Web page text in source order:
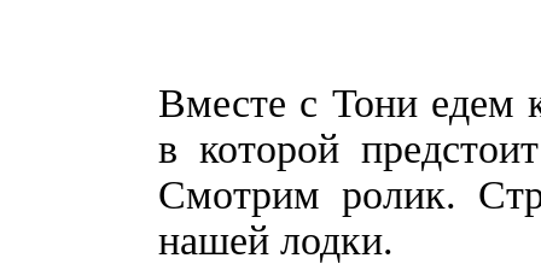
Вместе с Тони едем
в которой
Смотрим ролик.
нашей лодки.